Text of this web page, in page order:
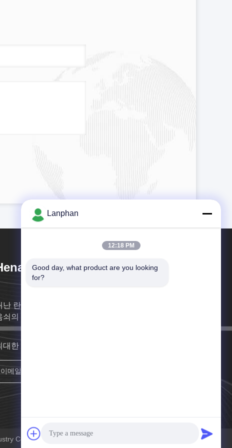
Lanphan Industry Co.,Ltd
난 란판 산업 주식회사는 실험실 인트뤼멘트스와 관 이
쇠의 전문적 납품입니다.
대한 빨리 연락할게요
Co.,Ltd 모든 권리는 보호됩니다.
Lanphan
12:18 PM
Good day, what product are you looking
for?